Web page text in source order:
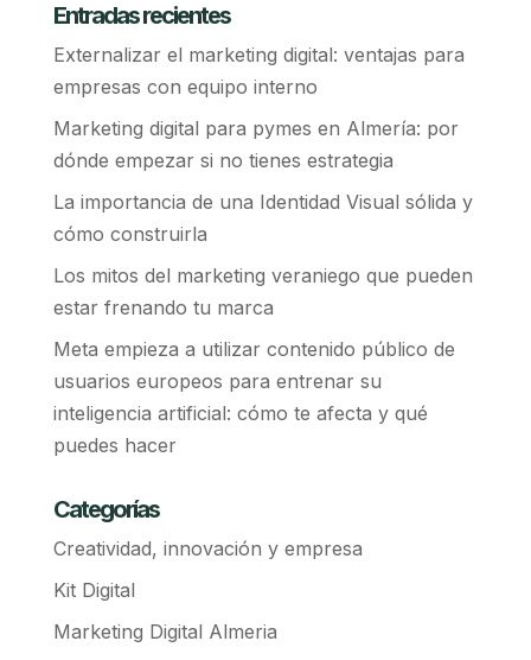
Entradas recientes
Externalizar el marketing digital: ventajas para
empresas con equipo interno
Marketing digital para pymes en Almería: por
dónde empezar si no tienes estrategia
La importancia de una Identidad Visual sólida y
cómo construirla
Los mitos del marketing veraniego que pueden
estar frenando tu marca
Meta empieza a utilizar contenido público de
usuarios europeos para entrenar su
inteligencia artificial: cómo te afecta y qué
puedes hacer
Categorías
Creatividad, innovación y empresa
Kit Digital
Marketing Digital Almeria